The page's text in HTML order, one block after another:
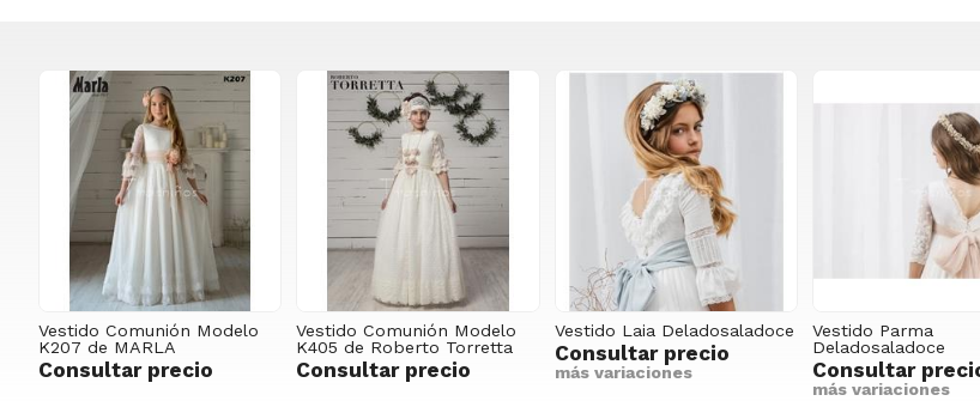
Vestido Comunión Modelo
K207 de MARLA
Consultar precio
Vestido Comunión Modelo
K405 de Roberto Torretta
Consultar precio
Vestido Laia Deladosaladoce
Consultar precio
más variaciones
Vestido Parma
Deladosaladoce
Consultar
más variaciones